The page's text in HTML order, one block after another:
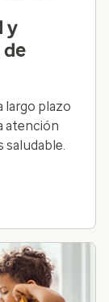
y
largo plazo
atención
saludable.